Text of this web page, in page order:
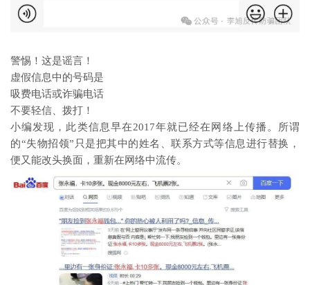
警惕！这是谣言！
虚假信息中的号码是
吸费电话或诈骗电话
不要轻信、拨打！
小编发现，此类信息早在2017年就已经在网络上传播。所谓
的“失物招领”只是把其中的姓名、联系方式等信息进行替换，
便又能改头换面，重新在网络中流传。